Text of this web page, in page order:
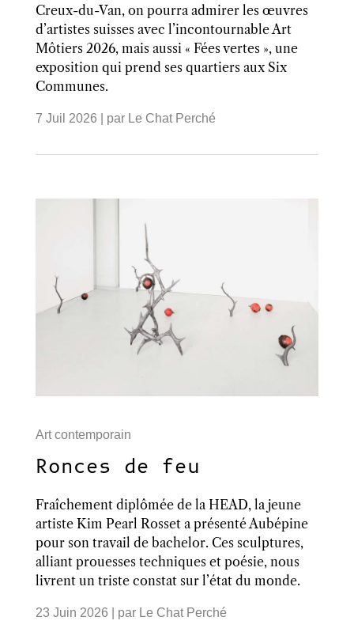
Creux-du-Van, on pourra admirer les œuvres
d’artistes suisses avec l’incontournable Art
Môtiers 2026, mais aussi « Fées vertes », une
exposition qui prend ses quartiers aux Six
Communes.
7 Juil 2026 | par Le Chat Perché
Art contemporain
Ronces de feu
Fraîchement diplômée de la HEAD, la jeune
artiste Kim Pearl Rosset a présenté Aubépine
pour son travail de bachelor. Ces sculptures,
alliant prouesses techniques et poésie, nous
livrent un triste constat sur l’état du monde.
23 Juin 2026 | par Le Chat Perché